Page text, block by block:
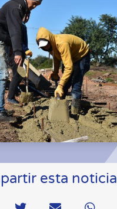
esta noticia